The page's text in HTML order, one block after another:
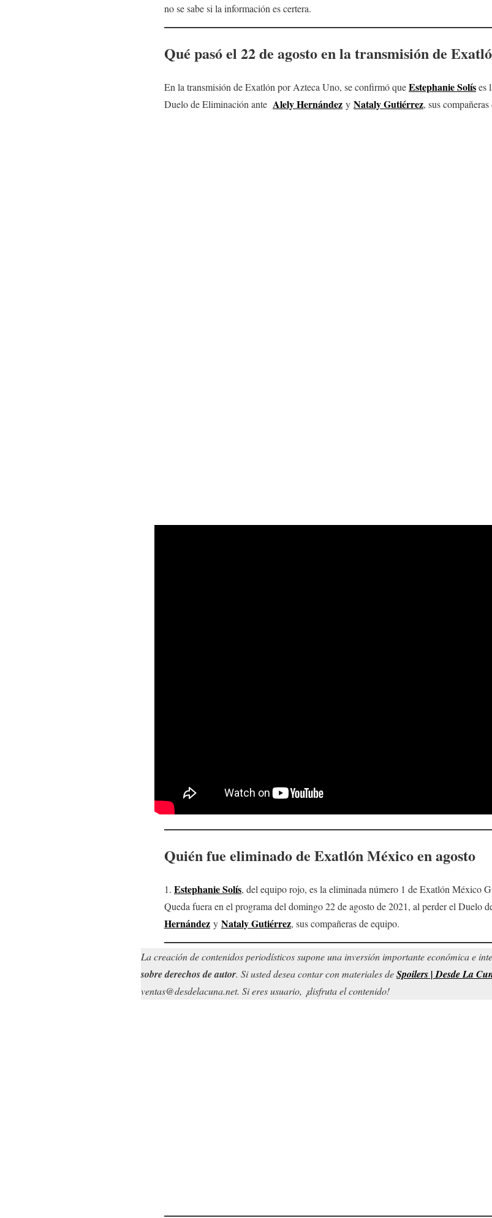
no se sabe si la información es certera.
Qué pasó el 22 de agosto en la transmisión de
En la transmisión de Exatlón por Azteca Uno, se confirmó queEstephanie Solíses
Duelo de Eliminación ante Alely Hernández y Nataly Gutiérrez, sus
Quién fue eliminado de Exatlón México en agosto
1. Estephanie Solís, del equipo rojo, es la eliminada número 1 de Exatlón México
Queda fuera en el programa del domingo 22 de agosto de 2021, al perder el Duelo
Hernández y Nataly Gutiérrez, sus compañeras de equipo.
La creación de contenidos periodísticos supone una inversión importante económica e
sobre derechos de autor. Si usted desea contar con materiales deSpoilers | Desde La
ventas@desdelacuna.net. Si eres usuario, ¡disfruta el contenido!